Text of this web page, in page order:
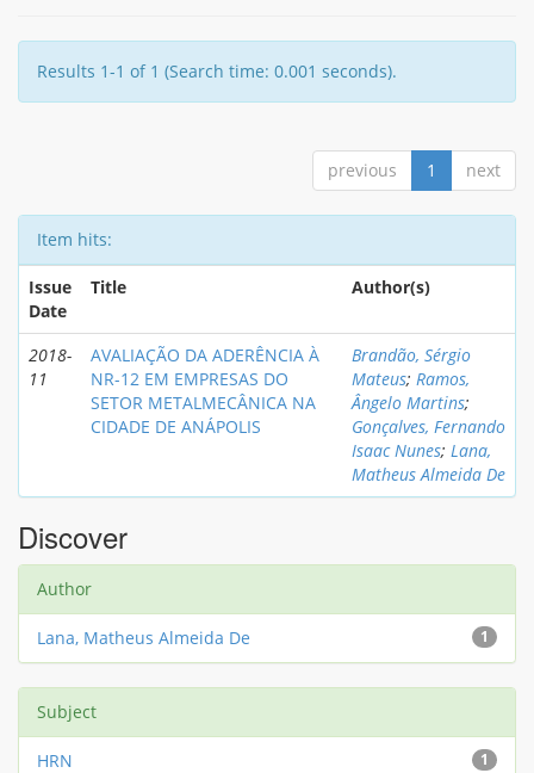
Results 1-1 of 1 (Search time: 0.001 seconds).
previous 1 next
Item hits:
Issue
Date
Title Author(s)
2018-
11
AVALIAÇÃO DA ADERÊNCIA À
NR-12 EM EMPRESAS DO
SETOR METALMECÂNICA NA
CIDADE DE ANÁPOLIS
Brandão, Sérgio
Mateus; Ramos,
Ângelo Martins;
Gonçalves, Fernando
Isaac Nunes; Lana,
Matheus Almeida De
Discover
Author
1
Lana, Matheus Almeida De
Subject
1
HRN